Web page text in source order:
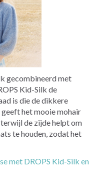
gecombineerd met
Kid-Silk de
is die de dikkere
het mooie mohair
de zijde helpt om
te houden, zodat het
met DROPS Kid-Silk en